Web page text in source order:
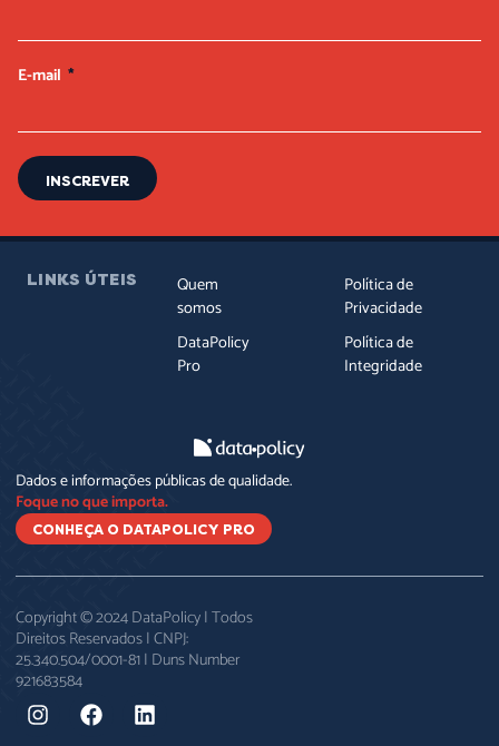
E-mail
INSCREVER
LINKS ÚTEIS
Quem
somos
DataPolicy
Pro
Política de
Privacidade
Política de
Integridade
Dados e informações públicas de qualidade.
Foque no que importa.
CONHEÇA O DATAPOLICY PRO
Copyright © 2024 DataPolicy | Todos
Direitos Reservados | CNPJ:
25.340.504/0001-81 | Duns Number
921683584